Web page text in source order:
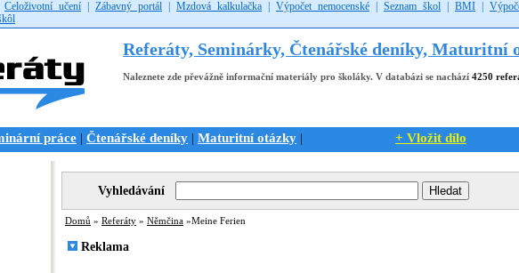
Celoživotní učení Zábavný portál Mzdová kalkulačka Výpočet nemocenské Seznam škol BMI
Referáty, Seminárky, Čtenářské deníky, Maturitní
Naleznete zde převážně informační materiály pro školáky. V databázi se nachází 4250
práce Čtenářské deníky Maturitní otázky + Vložit dílo
Vyhledávání
Domů » Referáty » Němčina »Meine Ferien
Reklama